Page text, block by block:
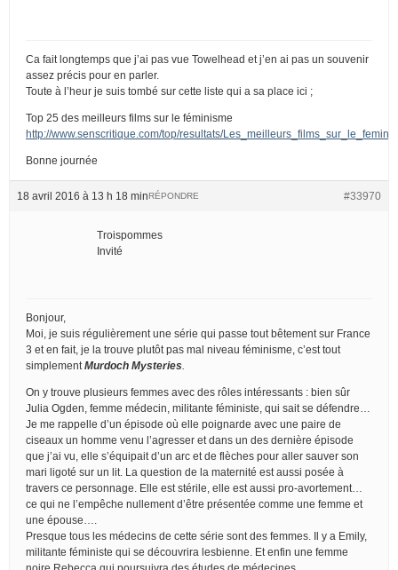
Ca fait longtemps que j’ai pas vue Towelhead et j’en ai pas un souvenir
assez précis pour en parler.
Toute à l’heur je suis tombé sur cette liste qui a sa place ici ;
Top 25 des meilleurs films sur le féminisme
http://www.senscritique.com/top/resultats/
Bonne journée
18 avril 2016 à 13 h 18 min #33970
RÉPONDRE
Troispommes
Invité
Bonjour,
Moi, je suis régulièrement une série qui passe tout bêtement sur France
3 et en fait, je la trouve plutôt pas mal niveau féminisme, c’est tout
simplement Murdoch Mysteries
On y trouve plusieurs femmes avec des rôles intéressants : bien sûr
Julia Ogden, femme médecin, militante féministe, qui sait se défendre…
Je me rappelle d’un épisode où elle poignarde avec une paire de
ciseaux un homme venu l’agresser et dans un des dernière épisode
que j’ai vu, elle s’équipait d’un arc et de flèches pour aller sauver son
mari ligoté sur un lit. La question de la maternité est aussi posée à
travers ce personnage. Elle est stérile, elle est aussi pro-avortement…
ce qui ne l’empêche nullement d’être présentée comme une femme et
une épouse….
Presque tous les médecins de cette série sont des femmes. Il y a Emily,
militante féministe qui se découvrira lesbienne. Et enfin une femme